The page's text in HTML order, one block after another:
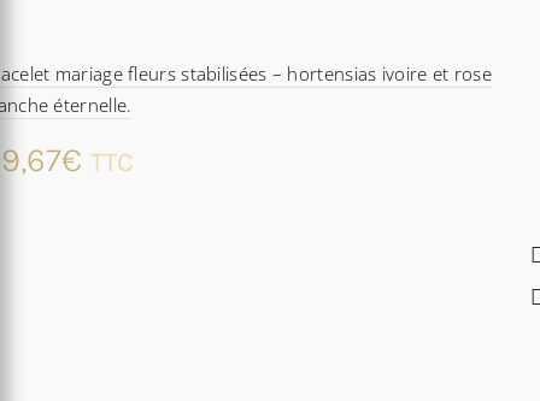
mariage fleurs stabilisées – hortensias ivoire et rose
éternelle.
€ TTC